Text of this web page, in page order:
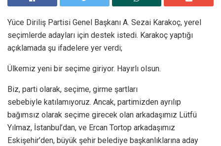
Yüce Diriliş Partisi Genel Başkanı A. Sezai Karakoç, yerel
seçimlerde adayları için destek istedi. Karakoç yaptığı
açıklamada şu ifadelere yer verdi;
Ülkemiz yeni bir seçime giriyor. Hayırlı olsun.
Biz, parti olarak, seçime, girme şartları
sebebiyle katılamıyoruz. Ancak, partimizden ayrılıp
bağımsız olarak seçime girecek olan arkadaşımız Lütfü
Yılmaz, İstanbul’dan, ve Ercan Tortop arkadaşımız
Eskişehir’den, büyük şehir belediye başkanlıklarına aday